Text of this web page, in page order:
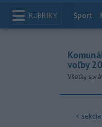
RUBRIKY Index
Šport
voľby
Všetky
< sekcia